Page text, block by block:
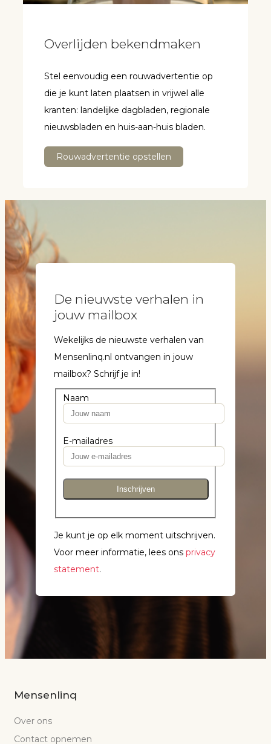
Overlijden bekendmaken
Stel eenvoudig een rouwadvertentie op
die je kunt laten plaatsen in vrijwel alle
kranten: landelijke dagbladen, regionale
nieuwsbladen en huis-aan-huis bladen.
Rouwadvertentie opstellen
De nieuwste verhalen in
jouw mailbox
Wekelijks de nieuwste verhalen van
Mensenlinq.nl ontvangen in jouw
mailbox? Schrijf je in!
Naam
E-mailadres
Inschrijven
Je kunt je op elk moment uitschrijven.
Voor meer informatie, lees ons privacy
statement.
Mensenlinq
Over ons
Contact opnemen